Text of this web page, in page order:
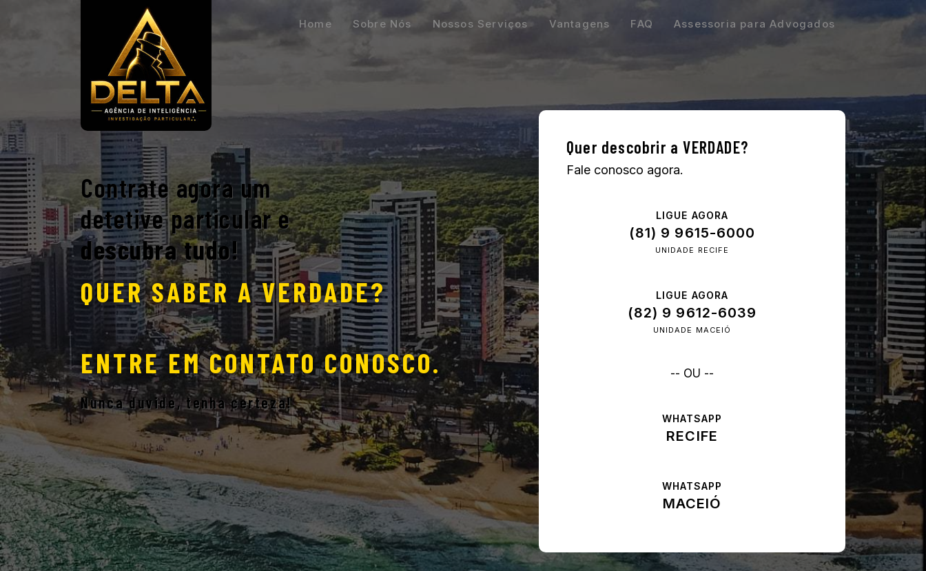
Home Sobre Nós Nossos Serviços Vantagens FAQ Assessoria para Advogados
Contrate agora um
detetive particular e
descubra tudo!
QUER SABER A VERDADE?
ENTRE EM CONTATO CONOSCO.
Nunca duvide, tenha certeza!
Quer descobrir a VERDADE?
Fale conosco agora.
LIGUE AGORA
(81) 9 9615-6000
UNIDADE RECIFE
LIGUE AGORA
(82) 9 9612-6039
UNIDADE MACEIÓ
-- OU --
WHATSAPP
RECIFE
WHATSAPP
MACEIÓ